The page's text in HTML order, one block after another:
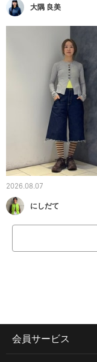
大隅 良美
2026.08.07
にしだて
会員サービス